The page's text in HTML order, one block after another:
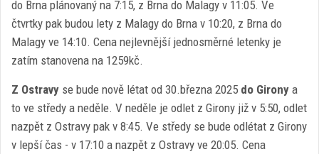
do Brna plánovaný na 7:15, z Brna do Malagy v 11:05. Ve
čtvrtky pak budou lety z Malagy do Brna v 10:20, z Brna do
Malagy ve 14:10. Cena nejlevnější jednosměrné letenky je
zatím stanovena na 1259kč.
Z Ostravy se bude nově létat od 30.března 2025 do Girony a
to ve středy a neděle. V neděle je odlet z Girony již v 5:50, odlet
nazpět z Ostravy pak v 8:45. Ve středy se bude odlétat z Girony
v lepší čas - v 17:10 a nazpět z Ostravy ve 20:05. Cena